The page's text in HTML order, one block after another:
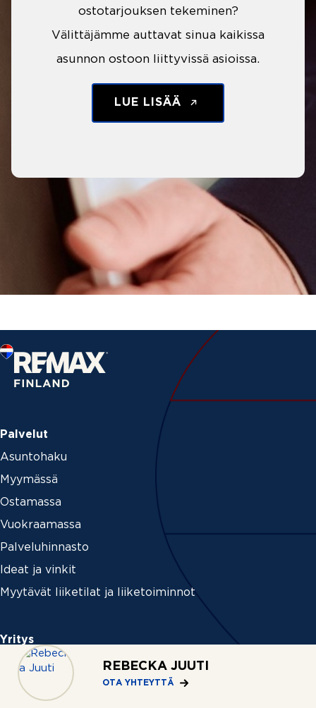
REBECKA JUUTI
OTA YHTEYTTÄ
ostotarjouksen tekeminen?
Välittäjämme auttavat sinua kaikissa
asunnon ostoon liittyvissä asioissa.
LUE LISÄÄ
Palvelut
Asuntohaku
Myymässä
Ostamassa
Vuokraamassa
Palveluhinnasto
Ideat ja vinkit
Myytävät liiketilat ja liiketoiminnot
Yritys
Tietoa REMAXista
Medialle